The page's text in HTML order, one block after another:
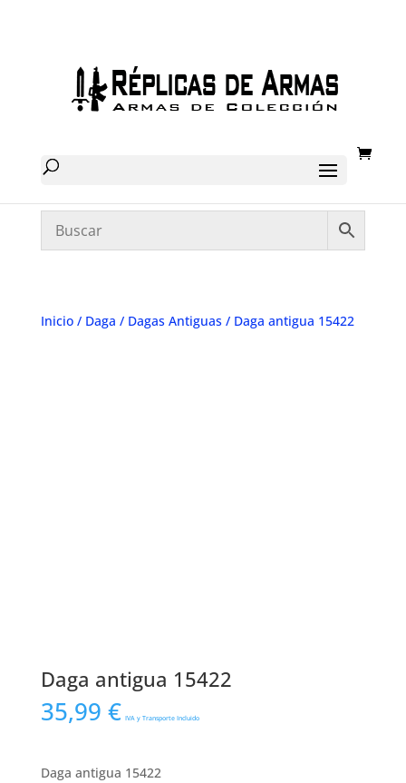
Inicio/ Daga / Dagas Antiguas/ Daga antigua 15422
Daga antigua 15422
35,99 € IVA y Transporte Incluido
Daga antigua 15422